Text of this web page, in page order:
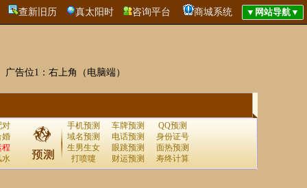
查新旧历 真太阳时 咨询平台 商城系统
广告位1：右上角（电脑端）
对
婚
程
水
手机预测 车牌预测
QQ预测
域名预测
电话预测
身份证号
生男生女
眼跳预测
面热预测
打喷嚏
财运预测 寿终计算